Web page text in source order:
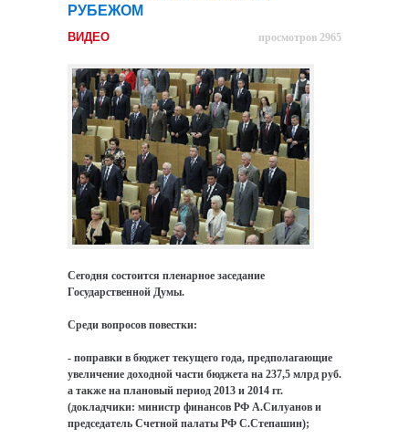
РУБЕЖОМ
ВИДЕО просмотров 2965
Сегодня состоится пленарное заседание
Государственной Думы.
Среди вопросов повестки:
- поправки в бюджет текущего года, предполагающие
увеличение доходной части бюджета на 237,5 млрд руб.
а также на плановый период 2013 и 2014 гг.
(докладчики: министр финансов РФ А.Силуанов и
председатель Счетной палаты РФ С.Степашин);